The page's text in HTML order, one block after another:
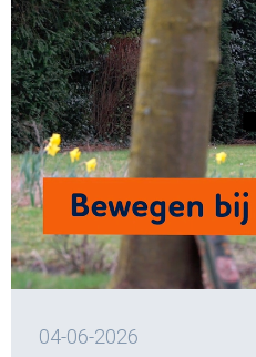
04-06-2026